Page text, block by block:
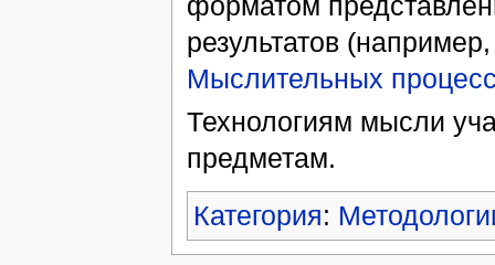
результатов
Мыслительных
Технологиям мысли
предметам.
Категория: